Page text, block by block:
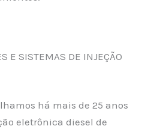
E SISTEMAS DE INJEÇÃO
há mais de 25 anos
eletrônica diesel de